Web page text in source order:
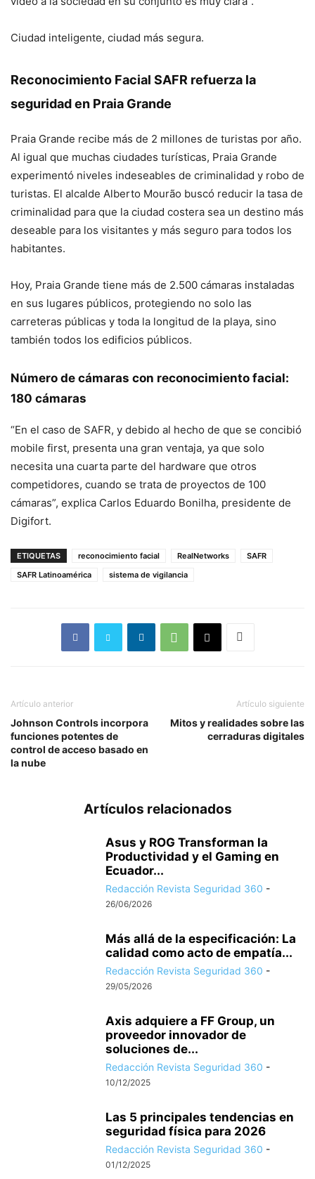
Ciudad inteligente, ciudad más segura.
Reconocimiento Facial SAFR refuerza la
seguridad en Praia Grande
Praia Grande recibe más de 2 millones de turistas por año.
Al igual que muchas ciudades turísticas, Praia Grande
experimentó niveles indeseables de criminalidad y robo de
turistas. El alcalde Alberto Mourão buscó reducir la tasa de
criminalidad para que la ciudad costera sea un destino más
deseable para los visitantes y más seguro para todos los
habitantes.
Hoy, Praia Grande tiene más de 2.500 cámaras instaladas
en sus lugares públicos, protegiendo no solo las
carreteras públicas y toda la longitud de la playa, sino
también todos los edificios públicos.
Número de cámaras con reconocimiento facial:
180 cámaras
“En el caso de SAFR, y debido al hecho de que se concibió
mobile first, presenta una gran ventaja, ya que solo
necesita una cuarta parte del hardware que otros
competidores, cuando se trata de proyectos de 100
cámaras”, explica Carlos Eduardo Bonilha, presidente de
Digifort.
ETIQUETAS reconocimiento facial RealNetworks
SAFR
SAFR Latinoamérica
sistema de vigilancia
Artículo anterior
Johnson Controls incorpora
funciones potentes de
control de acceso basado en
la nube
Artículo siguiente
Mitos y realidades sobre las
cerraduras digitales
Artículos relacionados
Asus y ROG Transforman la
Productividad y el Gaming en
Ecuador...
Redacción Revista Seguridad 360 -
26/06/2026
Más allá de la especificación: La
calidad como acto de empatía...
Redacción Revista Seguridad 360 -
29/05/2026
Axis adquiere a FF Group, un
proveedor innovador de
soluciones de...
Redacción Revista Seguridad 360 -
10/12/2025
Las 5 principales tendencias en
seguridad física para 2026
Redacción Revista Seguridad 360 -
01/12/2025